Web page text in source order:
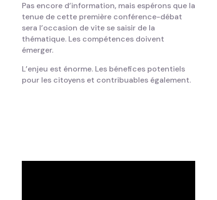
Pas encore d’information, mais espérons que la
tenue de cette première conférence-débat
sera l’occasion de vite se saisir de la
thématique. Les compétences doivent
émerger.
L’enjeu est énorme. Les bénefices potentiels
pour les citoyens et contribuables également.